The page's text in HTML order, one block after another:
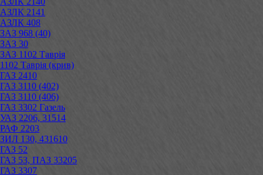
АЗЛК 2141
АЗЛК 408
ЗАЗ 968 (40)
ЗАЗ 30
ЗАЗ 1102 Таврія
1102 Таврія (крив)
ГАЗ 2410
ГАЗ 3110 (402)
ГАЗ 3110 (406)
ГАЗ 3302 Газель
УАЗ 2206, 31514
РАФ 2203
ЗИЛ 130, 431610
ГАЗ 52
ГАЗ 53, ПАЗ 33205
ГАЗ 3307